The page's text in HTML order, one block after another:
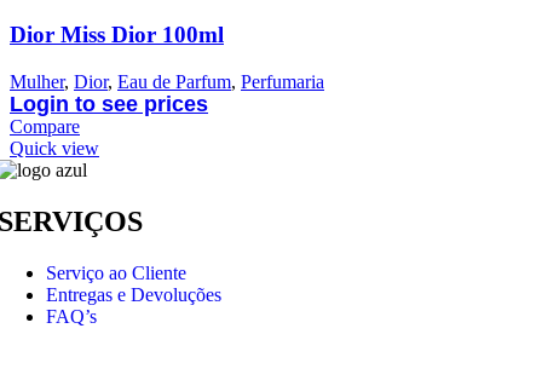
Dior Miss Dior 100ml
Mulher, Dior, Eau de Parfum, Perfumaria
Login to see prices
Compare
Quick view
Serviço ao Cliente
Entregas e Devoluções
FAQ’s